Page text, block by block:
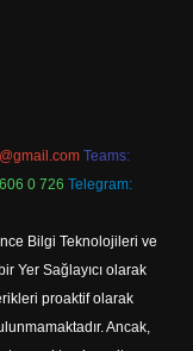
Teams:
0 726 Telegram:
Bilgi Teknolojileri ve
Yer Sağlayıcı olarak
proaktif olarak
Ancak,